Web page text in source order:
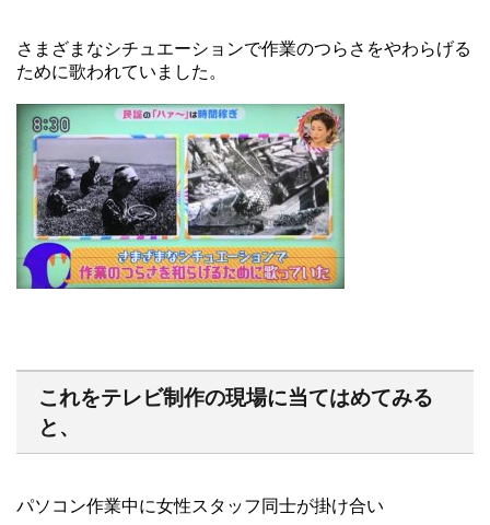
さまざまなシチュエーションで作業のつらさをやわらげる
ために歌われていました。
これをテレビ制作の現場に当てはめてみる
と、
パソコン作業中に女性スタッフ同士が掛け合い